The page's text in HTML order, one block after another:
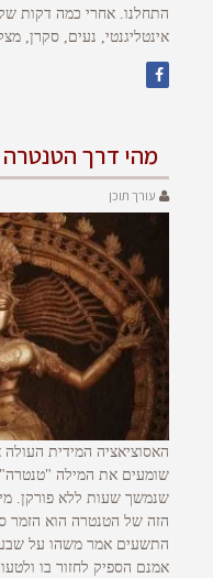
התחלנו. אחרי כמה דקות של
אינטליגנטי, נעים, סקרן,
מהי דרך הטנטרה
עורך תוכן
האסוציאציה המידית
שומעים את המילה
שנמשך שעות ללא פורקן.
הזה של הטנטרה הוא הזמר
התשעים אמר משהו על שבע
אמנם הספיק לחזור בו